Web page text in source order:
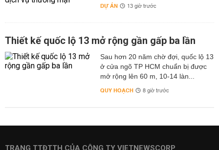
DỰ ÁN 13 giờ trước
Thiết kế quốc lộ 13 mở rộng gần gấp ba lần
Sau hơn 20 năm chờ đợi, quốc lộ 13
ở cửa ngõ TP HCM chuẩn bị được
mở rộng lên 60 m, 10-14 làn...
QUY HOẠCH 8 giờ trước
TRANG TTĐTTH CỦA CÔNG TY VIETNEWSCORP